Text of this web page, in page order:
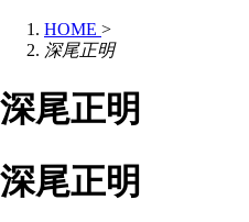
HOME >
深尾正明
深尾正明
深尾正明